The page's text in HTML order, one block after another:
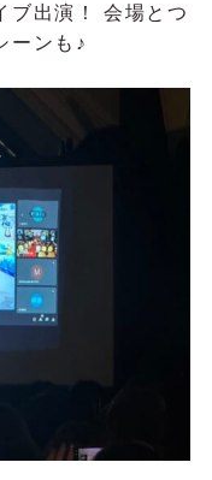
ブ出演！ 会場とつ
ーンも♪